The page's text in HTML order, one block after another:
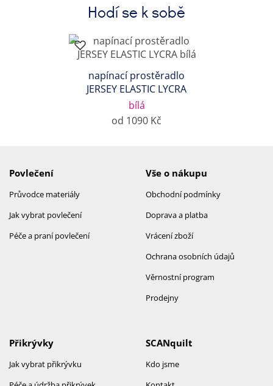
Hodí se k sobě
napínací prostěradlo
JERSEY ELASTIC LYCRA
bílá
od 1090 Kč
Povlečení
Průvodce materiály
Jak vybrat povlečení
Péče a praní povlečení
Vše o nákupu
Obchodní podmínky
Doprava a platba
Vrácení zboží
Ochrana osobních údajů
Věrnostní program
Prodejny
SCANquilt
Kdo jsme
Přikrývky
Jak vybrat přikrývku